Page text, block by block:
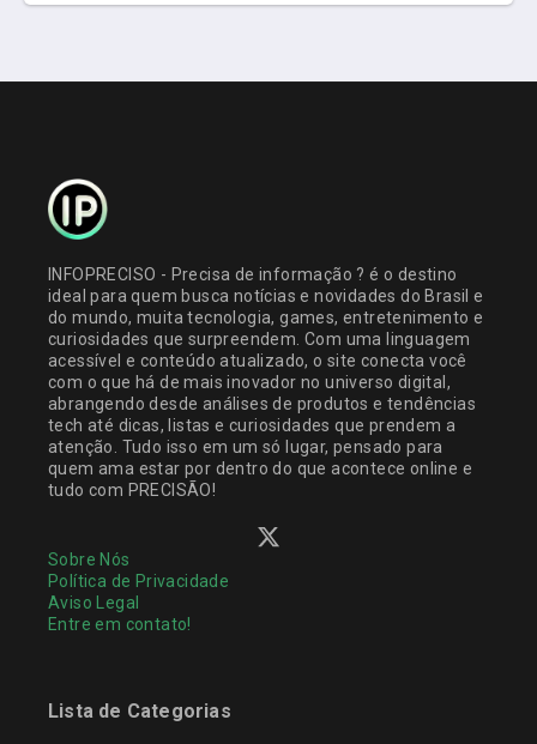
INFOPRECISO - Precisa de informação ? é o destino
ideal para quem busca notícias e novidades do Brasil e
do mundo, muita tecnologia, games, entretenimento e
curiosidades que surpreendem. Com uma linguagem
acessível e conteúdo atualizado, o site conecta você
com o que há de mais inovador no universo digital,
abrangendo desde análises de produtos e tendências
tech até dicas, listas e curiosidades que prendem a
atenção. Tudo isso em um só lugar, pensado para
quem ama estar por dentro do que acontece online e
tudo com PRECISÃO!
Sobre Nós
Política de Privacidade
Aviso Legal
Entre em contato!
Lista de Categorias